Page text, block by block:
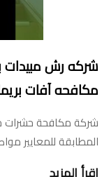
شركه رش مبيدات
مكافحه آفات
شركة مكافحة حشرات
المطابقة للمعايير
اقرأ المزيد